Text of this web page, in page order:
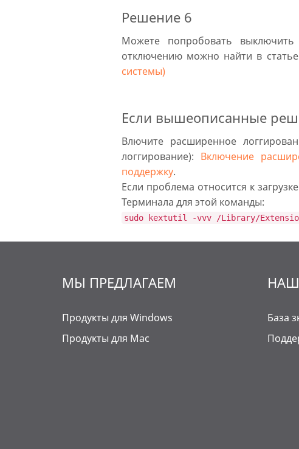
Решение 6
Можете попробовать
отключению можно найти в статье
системы)
Если вышеописанные
Влючите расширенное
логгирование): Включение
поддержку.
Если проблема относится к
Терминала для этой команды:
sudo kextutil -vvv /Library/
МЫ ПРЕДЛАГАЕМ
Продукты для Windows
Продукты для Mac
База